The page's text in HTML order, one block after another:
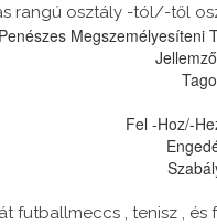
rangú osztály -tól/-től
Fel -Hoz/-
, tenisz , és